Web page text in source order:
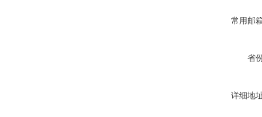
常用邮
省
详细地